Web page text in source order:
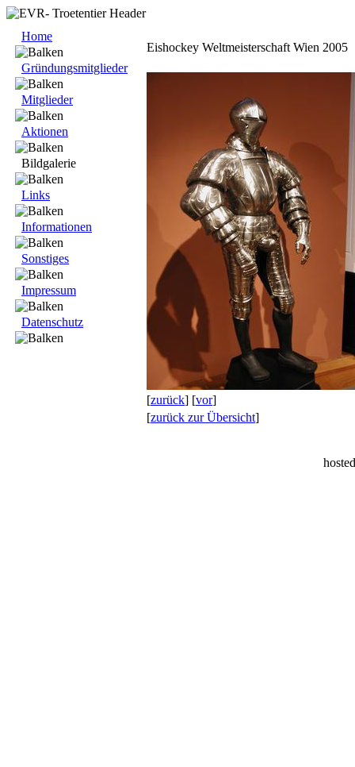
Home
Gründungsmitglieder
Mitglieder
Aktionen
Bildgalerie
Links
Informationen
Sonstiges
Impressum
Datenschutz
Eishockey Weltmeisterschaft Wien 2005
[zurück] [vor]
[zurück zur Übersicht]